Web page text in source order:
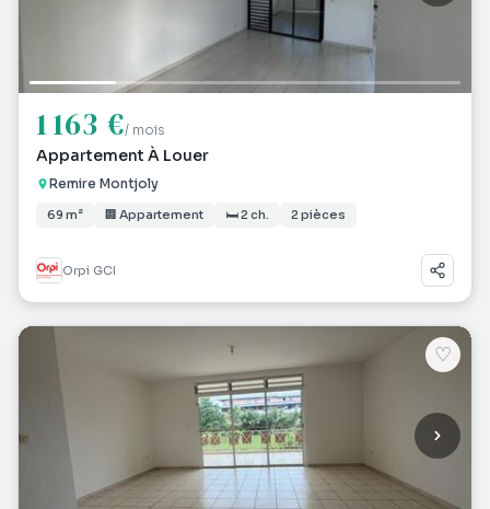
1 163 €/ mois
Appartement À Louer
Remire Montjoly
69 m² 🏢 Appartement 🛏 2 ch. 2 pièces
Orpi GCI
♡